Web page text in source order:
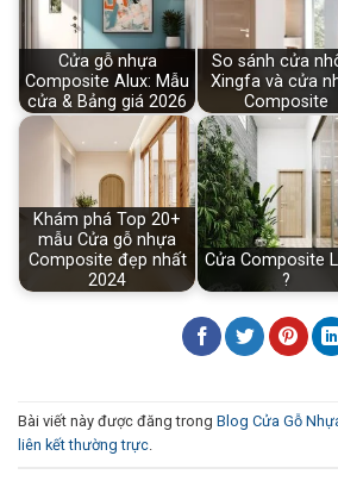
Cửa gỗ nhựa
Composite Alux: Mẫu
cửa & Bảng giá 2026
So sánh cửa
Xingfa và cửa
Composite
Khám phá Top 20+
mẫu Cửa gỗ nhựa
Composite đẹp nhất
2024
Cửa Composite
?
Bài viết này được đăng trong Blog Cửa Gỗ
liên kết thường trực.